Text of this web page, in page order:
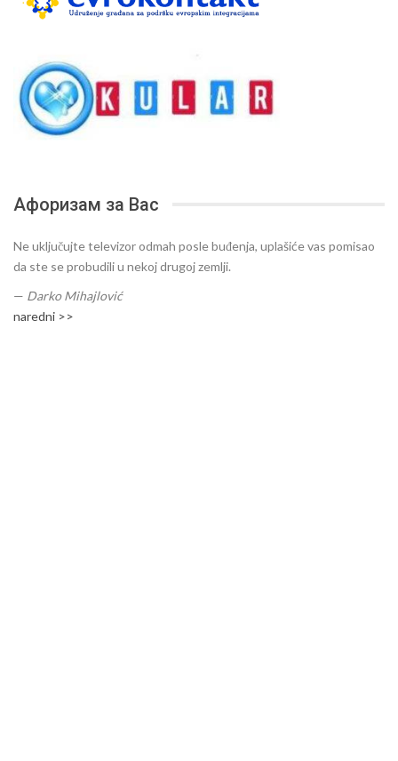
Афоризам за Вас
Ne uključujte televizor odmah posle buđenja, uplašiće vas pomisao
da ste se probudili u nekoj drugoj zemlji.
— Darko Mihajlović
naredni >>